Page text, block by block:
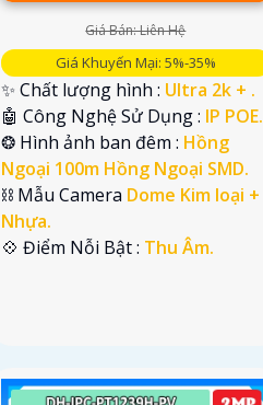
Giá Bán: Liên Hệ
Giá Khuyến Mại: 5%-35%
✨ Chất lượng hình : Ultra 2k + .
🤖️ Công Nghệ Sử Dụng : IP POE.
❂ Hình ảnh ban đêm : Hồng
Ngoại 100m Hồng Ngoại SMD.
⛓ Mẫu Camera Dome Kim loại +
Nhựa.
️💠 Điểm Nỗi Bật : Thu Âm.